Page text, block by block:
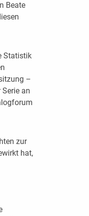
Beate
Statistik
–
an
zur
hat,